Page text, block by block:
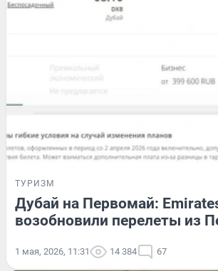
ТУРИЗМ
Дубай на Первомай:
возобновили перелеты из
1 мая, 2026, 11:31 14 384 67